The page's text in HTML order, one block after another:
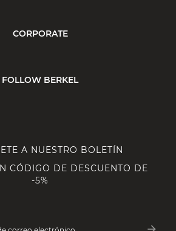
CORPORATE
FOLLOW BERKEL
A NUESTRO BOLETÍN
CÓDIGO DE DESCUENTO DE
-5%